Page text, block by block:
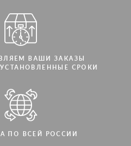
ВАШИ ЗАКАЗЫ
СРОКИ
ПО ВСЕЙ РОССИИ